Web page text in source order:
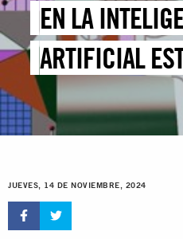
EN LA
ARTIFICIAL
VIGILANCIA
CONLLEVA
GRUPOS
JUEVES, 14 DE NOVIEMBRE, 2024